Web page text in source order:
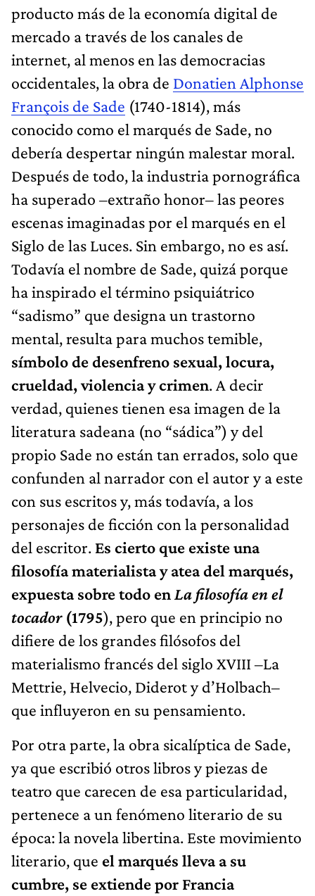
producto más de la economía digital de
mercado a través de los canales de
internet, al menos en las democracias
occidentales, la obra de Donatien Alphonse
François de Sade (1740-1814), más
conocido como el marqués de Sade, no
debería despertar ningún malestar moral.
Después de todo, la industria pornográfica
ha superado –extraño honor– las peores
escenas imaginadas por el marqués en el
Siglo de las Luces. Sin embargo, no es así.
Todavía el nombre de Sade, quizá porque
ha inspirado el término psiquiátrico
“sadismo” que designa un trastorno
mental, resulta para muchos temible,
símbolo de desenfreno sexual, locura,
crueldad, violencia y crimen. A decir
verdad, quienes tienen esa imagen de la
literatura sadeana (no “sádica”) y del
propio Sade no están tan errados, solo que
confunden al narrador con el autor y a este
con sus escritos y, más todavía, a los
personajes de ficción con la personalidad
del escritor. Es cierto que existe una
filosofía materialista y atea del marqués,
expuesta sobre todo enLa filosofía en el
tocador(1795), pero que en principio no
difiere de los grandes filósofos del
materialismo francés del siglo XVIII –La
Mettrie, Helvecio, Diderot y d’Holbach–
que influyeron en su pensamiento.
Por otra parte, la obra sicalíptica de Sade,
ya que escribió otros libros y piezas de
teatro que carecen de esa particularidad,
pertenece a un fenómeno literario de su
época: la novela libertina. Este movimiento
literario, que el marqués lleva a su
cumbre, se extiende por Francia